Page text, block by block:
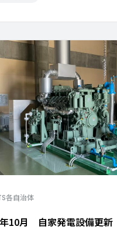
各自治体
10月 自家発電設備更